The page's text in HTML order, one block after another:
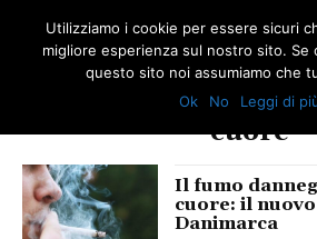
cuore
Il fumo
cuore: il
Danimarca
Utilizziamo i cookie per essere sicuri
migliore esperienza sul nostro sito. Se
questo sito noi assumiamo che
Ok
No Leggi di